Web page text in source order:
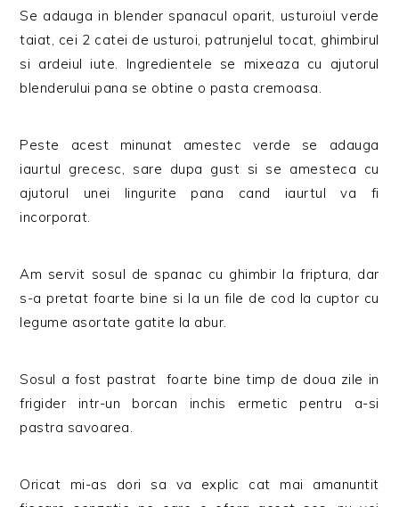
Se adauga in blender spanacul oparit, usturoiul verde
taiat, cei 2 catei de usturoi, patrunjelul tocat, ghimbirul
si ardeiul iute. Ingredientele se mixeaza cu ajutorul
blenderului pana se obtine o pasta cremoasa.
Peste acest minunat amestec verde se adauga
iaurtul grecesc, sare dupa gust si se amesteca cu
ajutorul unei lingurite pana cand iaurtul va fi
incorporat.
Am servit sosul de spanac cu ghimbir la friptura, dar
s-a pretat foarte bine si la un file de cod la cuptor cu
legume asortate gatite la abur.
Sosul a fost pastrat foarte bine timp de doua zile in
frigider intr-un borcan inchis ermetic pentru a-si
pastra savoarea.
Oricat mi-as dori sa va explic cat mai amanuntit